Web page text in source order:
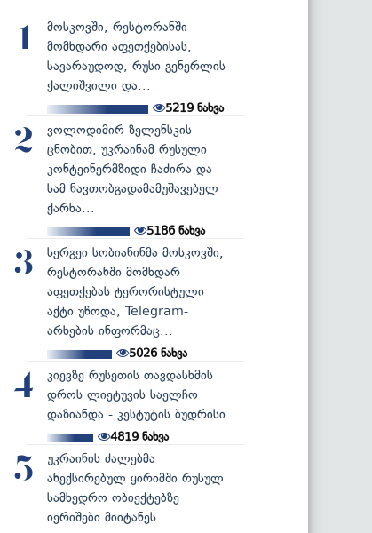
1
მოსკოვში, რესტორანში
მომხდარი აფეთქებისას,
სავარაუდოდ, რუსი გენერლის
ქალიშვილი და...
5219 ნახვა
2
ვოლოდიმირ ზელენსკის
ცნობით, უკრაინამ რუსული
კონტეინერმზიდი ჩაძირა და
სამ ნავთობგადამამუშავებელ
ქარხა...
5186ნახვა
3
სერგეი სობიანინმა მოსკოვში,
რესტორანში მომხდარ
აფეთქებას ტერორისტული
აქტი უწოდა, Telegram-
არხების ინფორმაც...
5026ნახვა
4
კიევზე რუსეთის თავდასხმის
დროს ლიეტუვის საელჩო
დაზიანდა - კესტუტის ბუდრისი
4819ნახვა
5
უკრაინის ძალებმა
ანექსირებულ ყირიმში რუსულ
სამხედრო ობიექტებზე
იერიშები მიიტანეს...